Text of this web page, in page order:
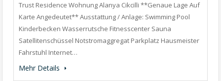
Trust Residence Wohnung Alanya Cikcilli **Genaue Lage Auf
Karte Angedeutet** Ausstattung / Anlage: Swimming Pool
Kinderbecken Wasserrutsche Fitnesscenter Sauna
Satellitenschüssel Notstromaggregat Parkplatz Hausmeister
Fahrstuhl Internet…
Mehr Details